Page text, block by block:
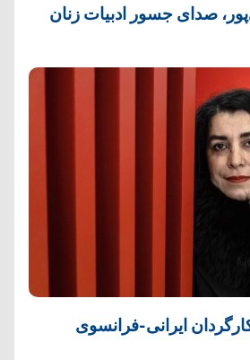
صدای جسور ادبیات زنان
ایرانی-فرانسوی